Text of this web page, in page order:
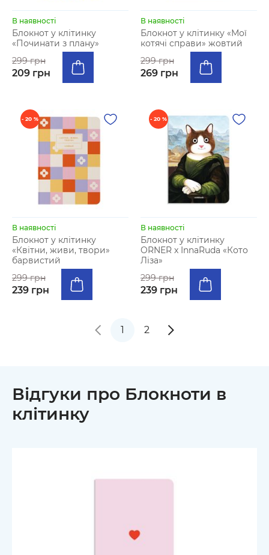
В наявності
Блокнот у клітинку
«Починати з плану»
299 грн
209 грн
В наявності
Блокнот у клітинку «Мої
котячі справи» жовтий
299 грн
269 грн
- 20 %
В наявності
Блокнот у клітинку
«Квітни, живи, твори»
барвистий
299 грн
239 грн
- 20 %
В наявності
Блокнот у клiтинку
ORNER x InnaRuda «Кото
Ліза»
299 грн
239 грн
1 2
Відгуки про Блокноти в
клітинку